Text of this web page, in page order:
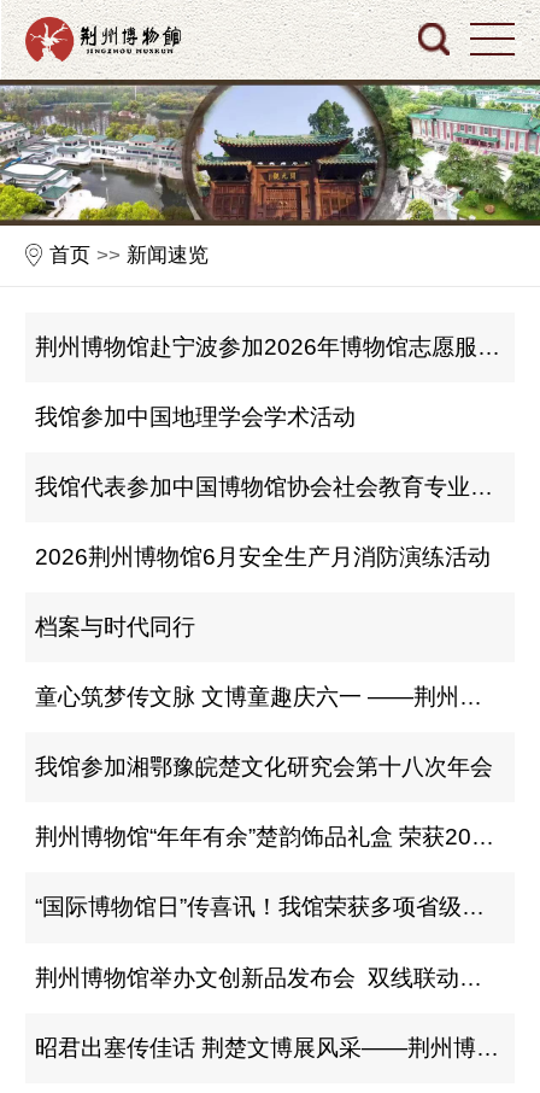
首页 >> 新闻速览
荆州博物馆赴宁波参加2026年博物馆志愿服务工作培训班暨博物馆常态化讲解志愿服务项目交流会
我馆参加中国地理学会学术活动
我馆代表参加中国博物馆协会社会教育专业委员会 2026年年会暨学术研讨会
2026荆州博物馆6月安全生产月消防演练活动
档案与时代同行
童心筑梦传文脉 文博童趣庆六一 ——荆州博物馆举办“六一”儿童节主题活动
我馆参加湘鄂豫皖楚文化研究会第十八次年会
荆州博物馆“年年有余”楚韵饰品礼盒 荣获2026中国旅游商品大赛铜奖
“国际博物馆日”传喜讯！我馆荣获多项省级大奖
荆州博物馆举办文创新品发布会 双线联动诠释“联结世界的桥梁”
昭君出塞传佳话 荆楚文博展风采——荆州博物馆在第二届“昭君杯”讲解邀请赛中荣获佳绩